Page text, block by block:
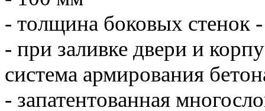
- толщина боковых стенок
- при заливке двери и
система армирования
- запатентованная